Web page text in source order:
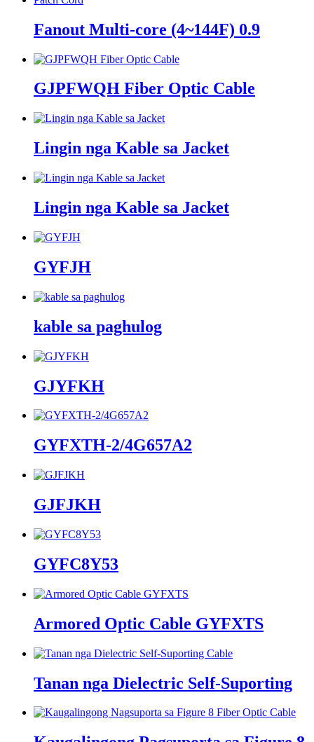
Fanout Multi-core (4~144F) 0.9
GJPFWQH Fiber Optic Cable
Lingin nga Kable sa Jacket
Lingin nga Kable sa Jacket
GYFJH
kable sa paghulog
GJYFKH
GYFXTH-2/4G657A2
GJFJKH
GYFC8Y53
Armored Optic Cable GYFXTS
Tanan nga Dielectric Self-Suporting